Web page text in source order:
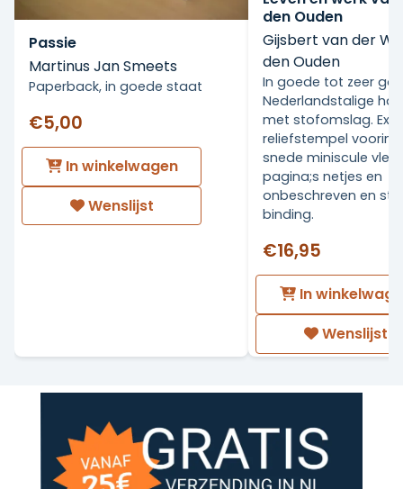
Passie
Martinus Jan Smeets
Paperback, in goede staat
€5,00
In winkelwagen
Wenslijst
den Ouden
Gijsbert van der
den Ouden
In goede tot zeer
Nederlandstalige
met stofomslag. Ex
reliefstempel voorin.
snede miniscule
pagina;s netjes en
onbeschreven en
binding.
€16,95
In
Wenslijst